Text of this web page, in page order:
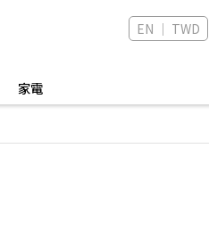
EN ｜ TWD
家電